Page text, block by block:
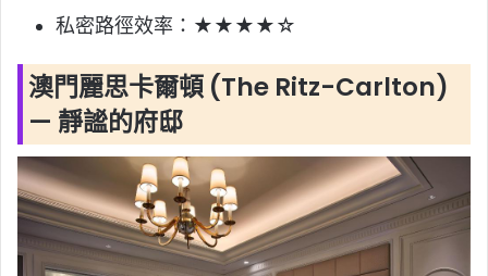
私密路徑效率：★★★★☆
澳門麗思卡爾頓 (The Ritz-Carlton)
— 靜謐的府邸